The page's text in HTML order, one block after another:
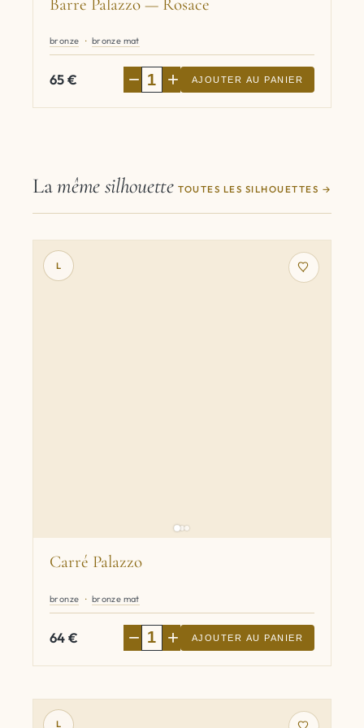
Barre Palazzo — Rosace
bronze bronze mat
65€ − + AJOUTER AU PANIER
Lamême silhouette TOUTES LES SILHOUETTES
L
Carré Palazzo
bronze bronze mat
64€ − + AJOUTER AU PANIER
L